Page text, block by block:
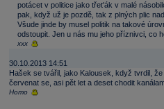
potácet v politice jako třet'ák v malé
pak, když už je pozdě, tak z plných plic
Všude jinde by musel politik na takové
odstoupit. Jen u nás mu jeho příznivci, co
xxx
30.10.2013 14:51
Hašek se tvářil, jako Kalousek, když tvrdil,
červenat se, asi pět let a deset chodit
Homo